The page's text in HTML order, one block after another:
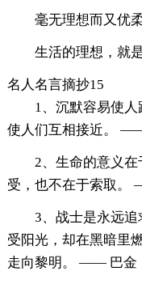
毫无理想而又优
生活的理想，就
名人名言摘抄15
1、沉默容易使
使人们互相接近。
2、生命的意义
受，也不在于索取。
3、战士是永远
受阳光，却在黑暗里
走向黎明。 —— 巴金